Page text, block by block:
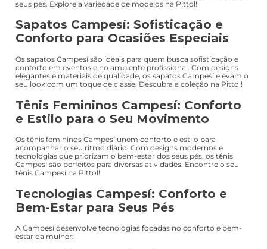
seus pés. Explore a variedade de modelos na Pittol!
Sapatos Campesí: Sofisticação e
Conforto para Ocasiões Especiais
Os sapatos Campesí são ideais para quem busca sofisticação e
conforto em eventos e no ambiente profissional. Com designs
elegantes e materiais de qualidade, os sapatos Campesí elevam o
seu look com um toque de classe. Descubra a coleção na Pittol!
Tênis Femininos Campesí: Conforto
e Estilo para o Seu Movimento
Os tênis femininos Campesí unem conforto e estilo para
acompanhar o seu ritmo diário. Com designs modernos e
tecnologias que priorizam o bem-estar dos seus pés, os tênis
Campesí são perfeitos para diversas atividades. Encontre o seu
tênis Campesí na Pittol!
Tecnologias Campesí: Conforto e
Bem-Estar para Seus Pés
A Campesí desenvolve tecnologias focadas no conforto e bem-
estar da mulher: